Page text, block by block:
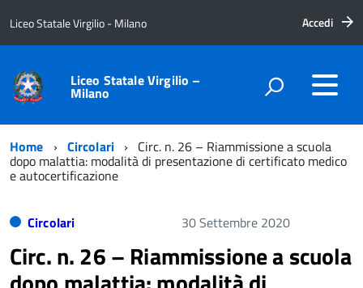
Liceo Statale Virgilio - Milano Accedi
Liceo Statale Virgilio –
Milano
Home Circolari Circ. n. 26 – Riammissione a scuola
dopo malattia: modalità di presentazione di certificato medico
e autocertificazione
Circolari 30 Settembre 2020
Circ. n. 26 – Riammissione a scuola